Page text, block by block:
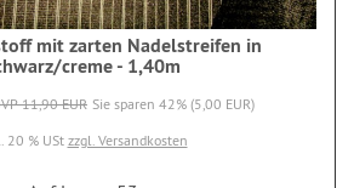
mit zarten Nadelstreifen in
creme - 1,40m
11,90 EUR Sie sparen 42% (5,00 EUR)
20 % USt zzgl. Versandkosten